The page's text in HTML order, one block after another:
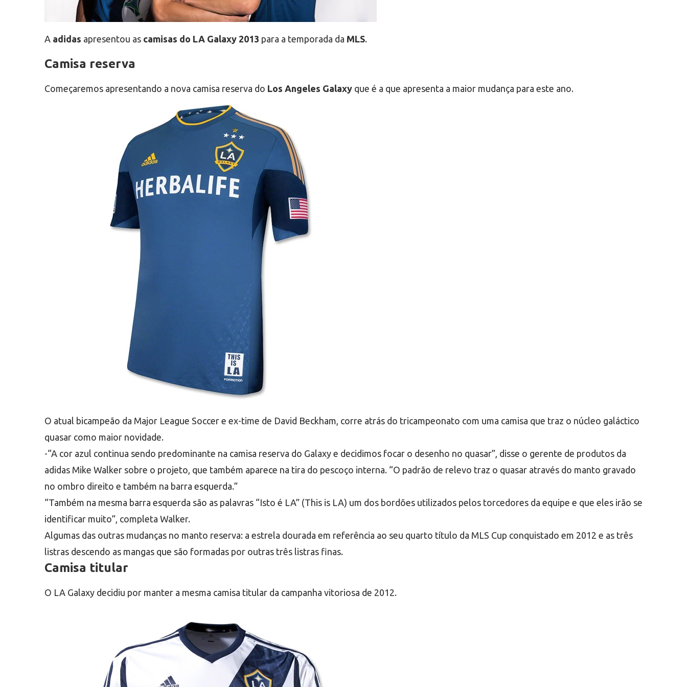
A adidas apresentou as camisas do LA Galaxy 2013 para a temporada da MLS.
Camisa reserva
Começaremos apresentando a nova camisa reserva do Los Angeles Galaxy que é a que apresenta a maior mudança para este ano.
O atual bicampeão da Major League Soccer e ex-time de David Beckham, corre atrás do tricampeonato com uma camisa que traz o núcleo galáctico
quasar como maior novidade.
-“A cor azul continua sendo predominante na camisa reserva do Galaxy e decidimos focar o desenho no quasar”, disse o gerente de produtos da
adidas Mike Walker sobre o projeto, que também aparece na tira do pescoço interna. “O padrão de relevo traz o quasar através do manto gravado
no ombro direito e também na barra esquerda.”
“Também na mesma barra esquerda são as palavras “Isto é LA” (This is LA) um dos bordões utilizados pelos torcedores da equipe e que eles irão se
identificar muito”, completa Walker.
Algumas das outras mudanças no manto reserva: a estrela dourada em referência ao seu quarto título da MLS Cup conquistado em 2012 e as três
listras descendo as mangas que são formadas por outras três listras finas.
Camisa titular
O LA Galaxy decidiu por manter a mesma camisa titular da campanha vitoriosa de 2012.